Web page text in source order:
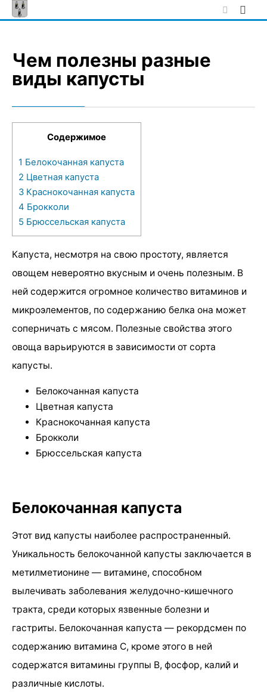
Skip
to
Чем полезны разные
виды капусты
Содержимое
1 Белокочанная капуста
2 Цветная капуста
3 Краснокочанная капуста
4 Брокколи
5 Брюссельская капуста
Капуста, несмотря на свою простоту, является
овощем невероятно вкусным и очень полезным. В
ней содержится огромное количество витаминов и
микроэлементов, по содержанию белка она может
соперничать с мясом. Полезные свойства этого
овоща варьируются в зависимости от сорта
капусты.
Белокочанная капуста
Цветная капуста
Краснокочанная капуста
Брокколи
Брюссельская капуста
Белокочанная капуста
Этот вид капусты наиболее распространенный.
Уникальность белокочанной капусты заключается в
метилметионине — витамине, способном
вылечивать заболевания желудочно-кишечного
тракта, среди которых язвенные болезни и
гастриты. Белокочанная капуста — рекордсмен по
содержанию витамина С, кроме этого в ней
содержатся витамины группы B, фосфор, калий и
различные кислоты.